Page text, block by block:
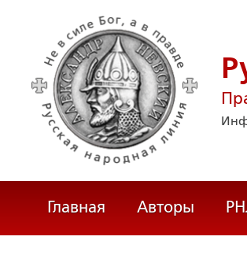
Главная Авторы